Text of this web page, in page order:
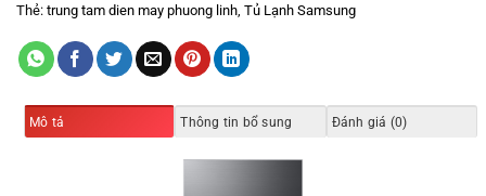
Thẻ: trung tam dien may phuong linh Tủ Lạnh Samsung
Mô tả Thông tin bổ sung Đánh giá (0)